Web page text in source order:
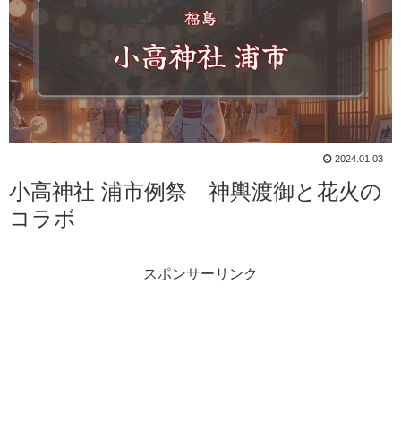
2024.01.03
小高神社 浦市例祭 神輿渡御と花火の
コラボ
スポンサーリンク